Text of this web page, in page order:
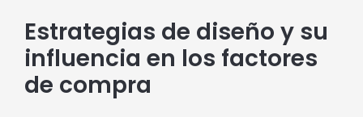
Estrategias de diseño y su
influencia en los factores
de compra